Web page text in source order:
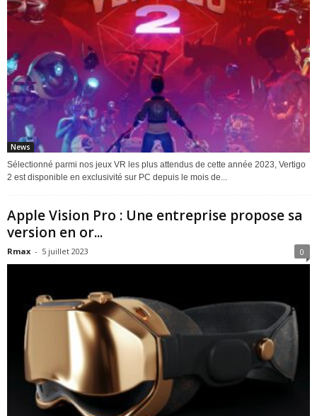
News
Sélectionné parmi nos jeux VR les plus attendus de cette année 2023, Vertigo
2 est disponible en exclusivité sur PC depuis le mois de...
Apple Vision Pro : Une entreprise propose sa
version en or...
Rmax - 5 juillet 2023 0